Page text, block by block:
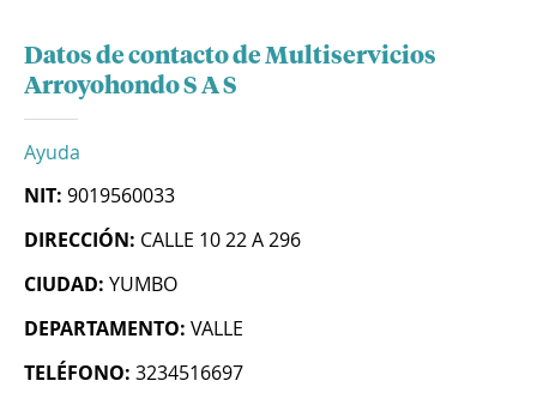
Datos de contacto de Multiservicios
Arroyohondo S A S
Ayuda
NIT: 9019560033
DIRECCIÓN: CALLE 10 22 A 296
CIUDAD: YUMBO
DEPARTAMENTO: VALLE
TELÉFONO: 3234516697